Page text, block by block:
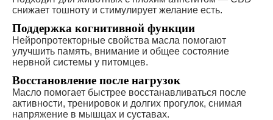
снижает тошноту и стимулирует желание есть.
Поддержка когнитивной функции
Нейропротекторные свойства масла помогают
улучшить память, внимание и общее состояние
нервной системы у питомцев.
Восстановление после нагрузок
Масло помогает быстрее восстанавливаться после
активности, тренировок и долгих прогулок, снимая
напряжение в мышцах и суставах.